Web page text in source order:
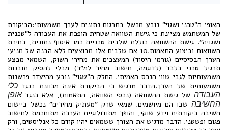
האופי ה"טכני ושגוי" נובע מכשל בתרגום נתונים לערך משמעותי:הביקורת
של המשתמש מציינת כי גישת השוואה שטחית הופכת את העבודה ל"טכנית
ושגויה". גישת ההשוואה כוללת שלבים טכניים כמו איסוף נתונים, בחירת
השוואות וביצוע התאמות.10 אם שלבים אלו מבוצעים ללא הבנה של מניעי
הערך הבסיסיים (גורמי היסוד) המעצבים את מחירי השוק, השמאי מבצע
תרגיל טכני בלבד (לדוגמה, חישוב מחיר למ"ר) מבלי להסיק תובנות
משמעותיות לגבי שווי הנכס האמיתי. החלק ה"שגוי" נובע מהיעדר פרשנות
משמעותית של הערך.הדבר מדגיש כי הביקורת אינה מכוונת כנגד כלי
העבודה של גישת ההשוואה (נכסי השוואה, התאמות), אלא כנגדאופן
החשיבה שבו הם מיושמים. שמאי שרק "מעתיק מחירים" נכשל ביישום
חשיבה ביקורתית וידע שוקי, והופך מתודולוגיית הערכה מתוחכמת לחישוב
פגום ופשטני. הדבר מדגיש את הצורך ששמאים יהיו קודם כל אנליסטים, ורק